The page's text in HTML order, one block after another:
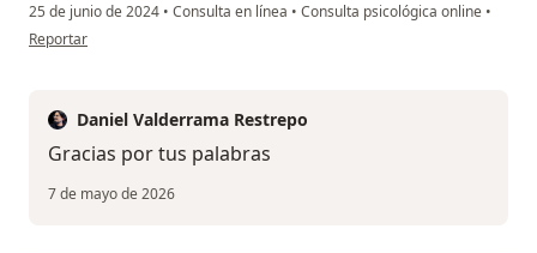
25 de junio de 2024 • Consulta en línea • Consulta psicológica online •
en opinión del usuario Jhon Garzón
Reportar
Daniel Valderrama Restrepo
Gracias por tus palabras
7 de mayo de 2026